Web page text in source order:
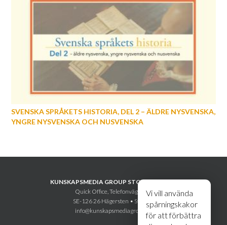
Vi vill använda
spårningskakor
för att förbättra
SVENSKA SPRÅKETS HISTORIA, DEL 2 – ÄLDRE NYSVENSKA,
YNGRE NYSVENSKA OCH NUSVENSKA
KUNSKAPSMEDIA GROUP STOCKHOLM AB
Quick Office, Telefonvägen 30
SE-126 26 Hägersten • Sweden
info@kunskapsmediagroup.se